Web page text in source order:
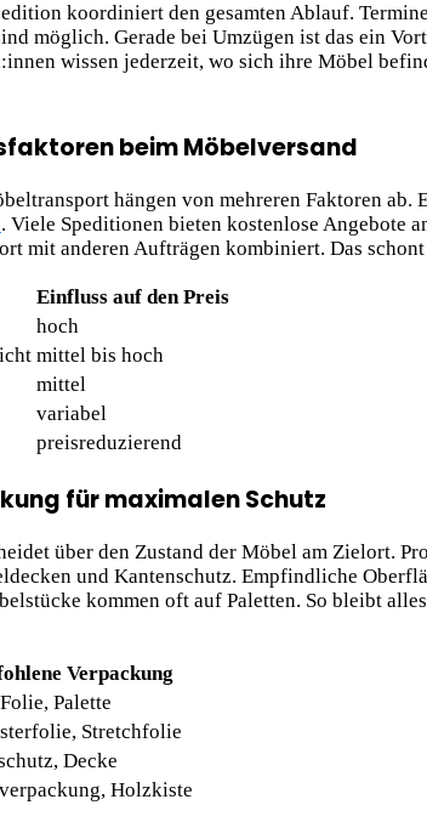
koordiniert den gesamten Ablauf.
möglich. Gerade bei Umzügen ist das ein
wissen jederzeit, wo sich ihre Möbel
beim Möbelversand
hängen von mehreren Faktoren
. Viele Speditionen bieten kostenlose Angebote
mit anderen Aufträgen kombiniert. Das
Einfluss auf den Preis
hoch
mittel bis hoch
mittel
variabel
preisreduzierend
für maximalen Schutz
über den Zustand der Möbel am Zielort.
und Kantenschutz. Empfindliche
kommen oft auf Paletten. So bleibt
Verpackung
Palette
Stretchfolie
Decke
Holzkiste